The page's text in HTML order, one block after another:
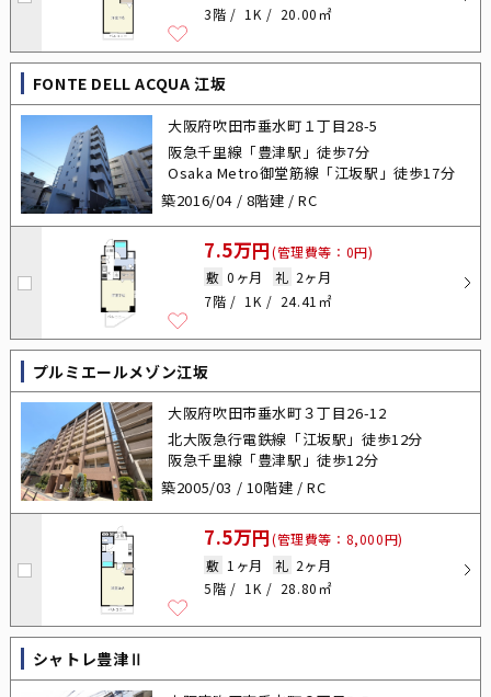
3階
1K 20.00㎡
FONTE DELL ACQUA 江坂
大阪府吹田市垂水町１丁目28-5
阪急千里線「豊津駅」徒歩7分
Osaka Metro御堂筋線「江坂駅」徒歩17分
築2016/04 / 8階建 / RC
7.5万円(管理費等：0円)
敷 0ヶ月 礼 2ヶ月
7階
1K 24.41㎡
プルミエールメゾン江坂
大阪府吹田市垂水町３丁目26-12
北大阪急行電鉄線「江坂駅」徒歩12分
阪急千里線「豊津駅」徒歩12分
築2005/03 / 10階建 / RC
7.5万円(管理費等：8,000円)
敷 1ヶ月 礼 2ヶ月
5階
1K 28.80㎡
シャトレ豊津Ⅱ